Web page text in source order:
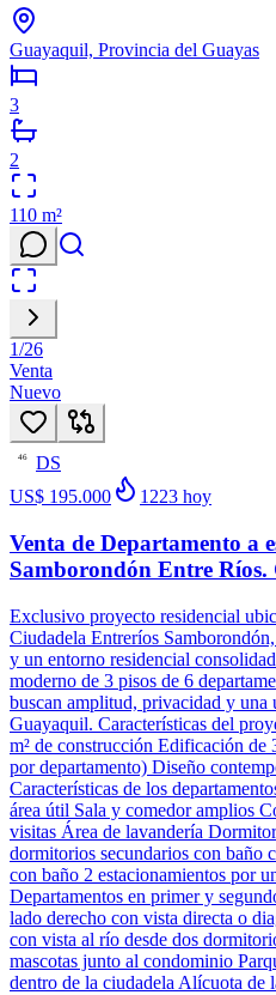
Guayaquil, Provincia del Guayas
3
2
110 m²
1/26
Venta
Nuevo
46
DS
US$ 195.000
1223 hoy
Venta de Departamento a
Samborondón Entre Ríos.
Exclusivo proyecto residencial
Ciudadela Entreríos
y un entorno residencial
moderno de 3 pisos de 6
buscan amplitud, privacidad y una
Guayaquil. Características del
m² de construcción Edificación de
por departamento) Diseño
Características de los
área útil Sala y comedor amplios
visitas Área de lavandería
dormitorios secundarios con baño
con baño 2 estacionamientos por
Departamentos en primer y
lado derecho con vista directa o
con vista al río desde dos
mascotas junto al condominio
dentro de la ciudadela Alícuota de